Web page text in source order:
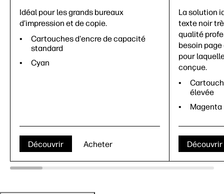
Idéal pour les grands bureaux
d’impression et de copie.
Cartouches d'encre de capacité
standard
Cyan
Découvrir Acheter
La solution
texte noir
qualité
besoin page
pour
conçue.
élevée
Magenta
Découvrir